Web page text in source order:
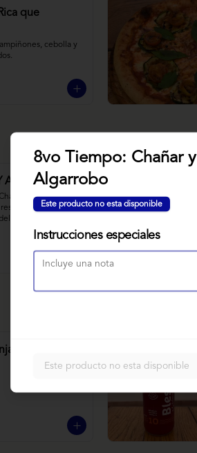
que
cebolla y
ALGARROBO
relleno de
de 10 horas
fruto y agua) de
de clavo de olor y
de una fina capa  de
y cúrcuma, sobre
de
8vo Tiempo: Chañar y
Algarrobo
Este producto no esta disponible
Instrucciones especiales
Este producto no esta disponible